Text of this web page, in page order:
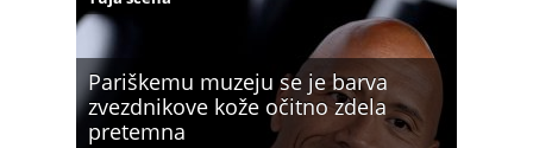
Pariškemu muzeju se je barva
zvezdnikove kože očitno zdela
pretemna